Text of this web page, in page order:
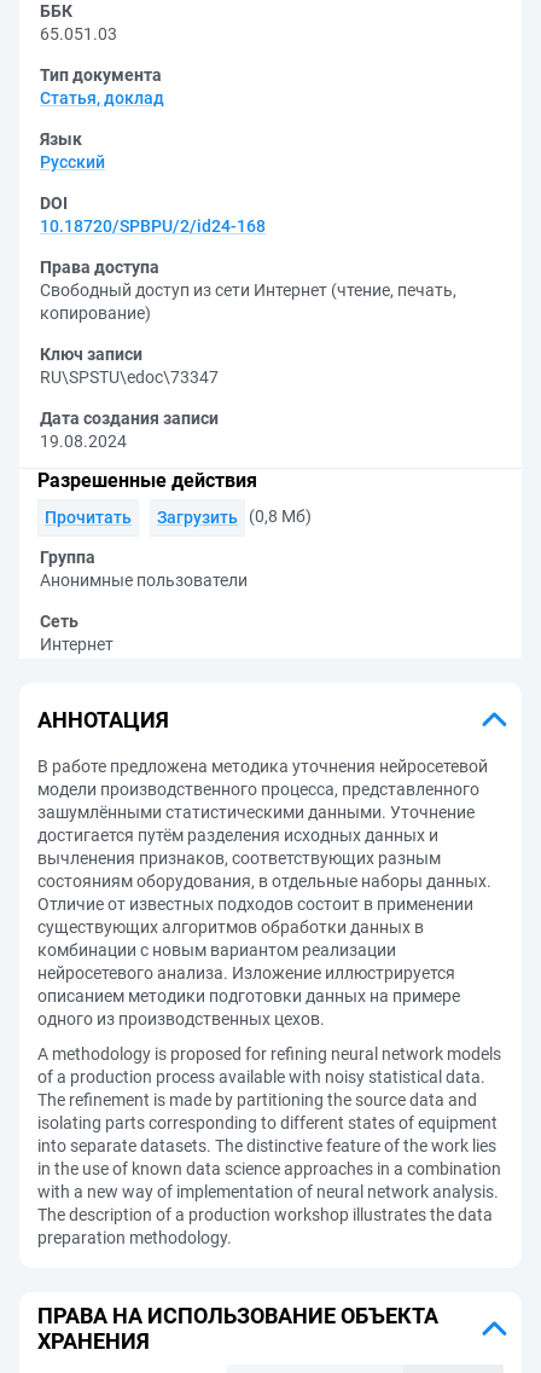
ББК
65.051.03
Тип документа
Статья, доклад
Язык
Русский
DOI
10.18720/SPBPU/2/id24-168
Права доступа
Свободный доступ из сети Интернет (чтение, печать,
копирование)
Ключ записи
RU\SPSTU\edoc\73347
Дата создания записи
19.08.2024
Разрешенные действия
Прочитать Загрузить (0,8 Мб)
Группа
Анонимные пользователи
Сеть
Интернет
АННОТАЦИЯ
В работе предложена методика уточнения нейросетевой
модели производственного процесса, представленного
зашумлёнными статистическими данными. Уточнение
достигается путём разделения исходных данных и
вычленения признаков, соответствующих разным
состояниям оборудования, в отдельные наборы данных.
Отличие от известных подходов состоит в применении
существующих алгоритмов обработки данных в
комбинации с новым вариантом реализации
нейросетевого анализа. Изложение иллюстрируется
описанием методики подготовки данных на примере
одного из производственных цехов.
A methodology is proposed for refining neural network models
of a production process available with noisy statistical data.
The refinement is made by partitioning the source data and
isolating parts corresponding to different states of equipment
into separate datasets. The distinctive feature of the work lies
in the use of known data science approaches in a combination
with a new way of implementation of neural network analysis.
The description of a production workshop illustrates the data
preparation methodology.
ПРАВА НА ИСПОЛЬЗОВАНИЕ ОБЪЕКТА
ХРАНЕНИЯ